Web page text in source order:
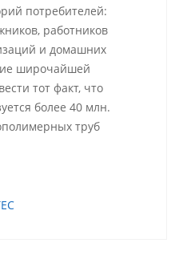
потребителей:
работников
и домашних
широчайшей
тот факт, что
более 40 млн.
труб